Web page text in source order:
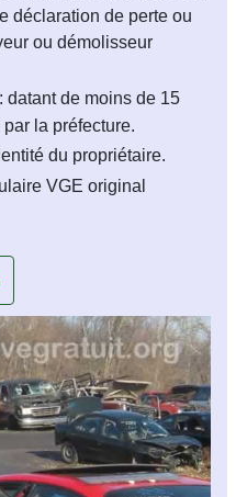
déclaration de perte ou
ou démolisseur
datant de moins de 15
la préfecture.
du propriétaire.
VGE original